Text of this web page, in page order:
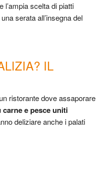
l’ampia scelta di piatti
serata all’insegna del
IL
ristorante dove assaporare
e pesce uniti
deliziare anche i palati